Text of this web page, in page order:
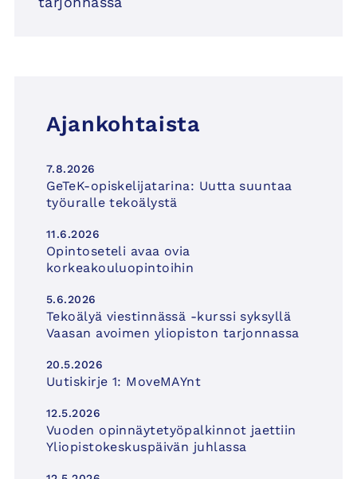
Ajankohtaista
7.8.2026
GeTeK-opiskelijatarina: Uutta suuntaa
työuralle tekoälystä
11.6.2026
Opintoseteli avaa ovia
korkeakouluopintoihin
5.6.2026
Tekoälyä viestinnässä -kurssi syksyllä
Vaasan avoimen yliopiston tarjonnassa
20.5.2026
Uutiskirje 1: MoveMAYnt
12.5.2026
Vuoden opinnäytetyöpalkinnot jaettiin
Yliopistokeskuspäivän juhlassa